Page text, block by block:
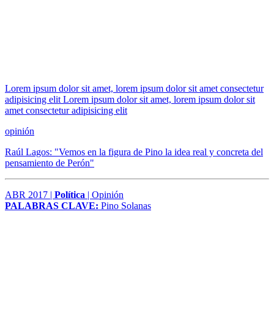
Lorem ipsum dolor sit amet, lorem ipsum dolor sit amet consectetur
adipisicing elit Lorem ipsum dolor sit amet, lorem ipsum dolor sit
amet consectetur adipisicing elit
opinión
Raúl Lagos: "Vemos en la figura de Pino la idea real y concreta del
pensamiento de Perón"
ABR 2017 | Política | Opinión
PALABRAS CLAVE: Pino Solanas